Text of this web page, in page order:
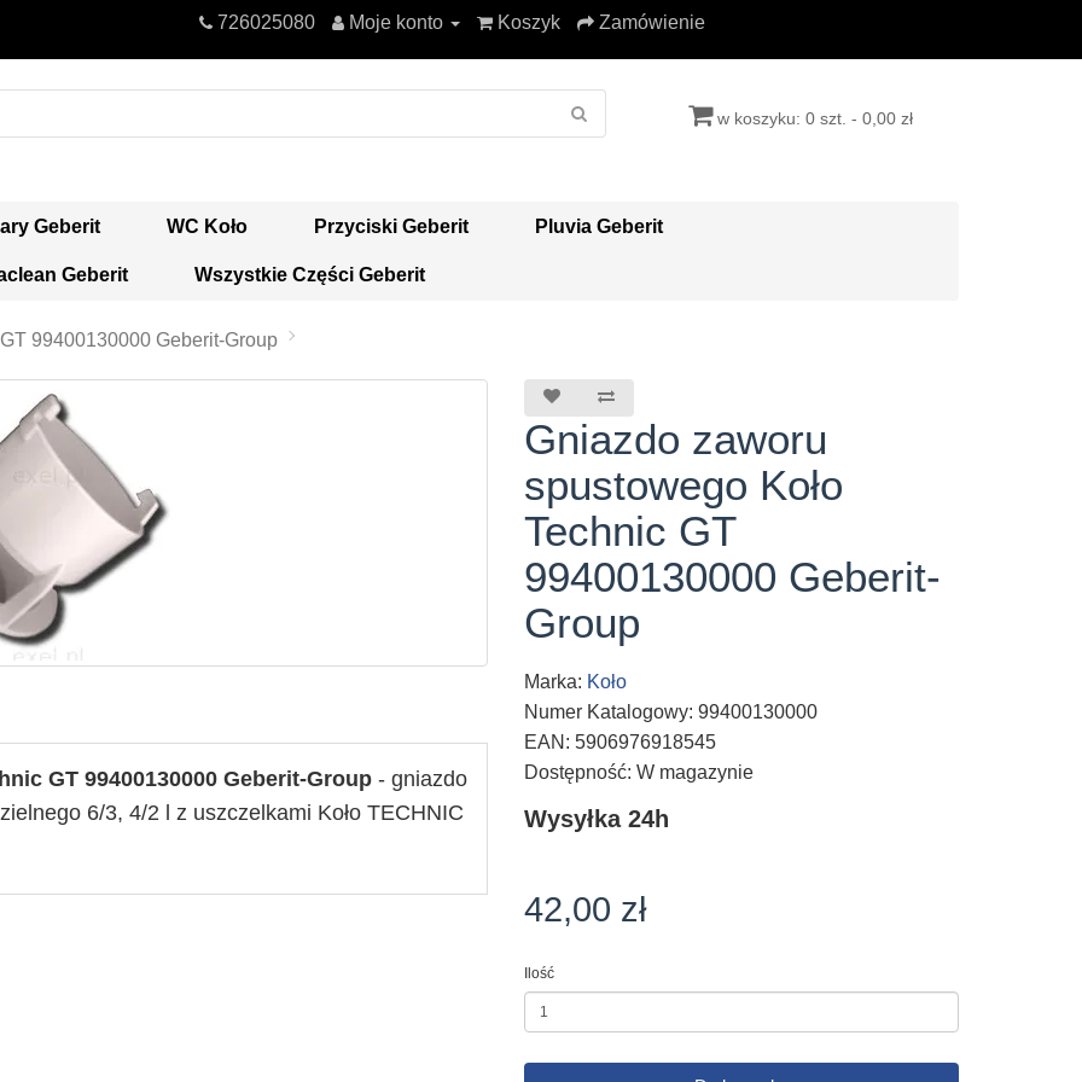
726025080 Moje konto Koszyk Zamówienie
w koszyku: 0 szt. - 0,00 zł
Geberit WC Koło Przyciski Geberit Pluvia Geberit
Geberit Wszystkie Części Geberit
99400130000 Geberit-Group
GT 99400130000 Geberit-Group - gniazdo
6/3, 4/2 l z uszczelkami Koło TECHNIC
Gniazdo zaworu
spustowego Koło
Technic GT
99400130000 Geberit-
Group
Marka: Koło
Numer Katalogowy: 99400130000
EAN: 5906976918545
Dostępność: W magazynie
Wysyłka 24h
42,00 zł
Ilość